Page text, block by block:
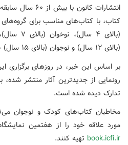
انتشارات کانون
(بالای ۱۲ سال) و نوجوان (بالای ۱۵ سال) حضور دارد.
بر اساس این خبر، در روزهای برگزاری
رونمایی از جدیدترین آثار منتشر
تدارک دیده شده است.
مورد علاقه خود را از هفتمین
book.icfi.ir تهیه کنند.